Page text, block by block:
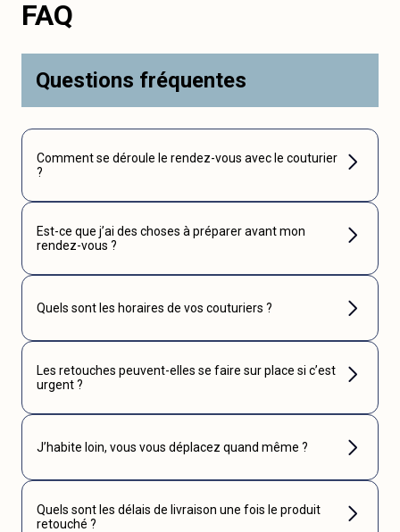
FAQ
Questions fréquentes
Comment se déroule le rendez-vous avec le couturier
?
Est-ce que j’ai des choses à préparer avant mon
rendez-vous ?
Quels sont les horaires de vos couturiers ?
Les retouches peuvent-elles se faire sur place si c’est
urgent ?
J’habite loin, vous vous déplacez quand même ?
Quels sont les délais de livraison une fois le produit
retouché ?